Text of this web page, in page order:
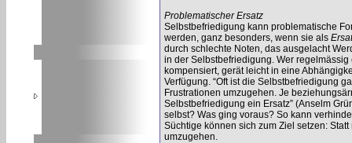
Problematischer Ersatz
Selbstbefriedigung kann problematische
werden, ganz besonders, wenn sie als
durch schlechte Noten, das ausgelacht
in der Selbstbefriedigung. Wer
kompensiert, gerät leicht in eine
Verfügung. “Oft ist die Selbstbefriedigung
Frustrationen umzugehen. Je
Selbstbefriedigung ein Ersatz” (Anselm
selbst? Was ging voraus? So kann
Süchtige können sich zum Ziel setzen:
umzugehen.